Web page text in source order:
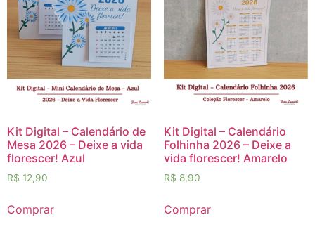
Kit Digital – Calendário de
Mesa 2026 – Deixe a vida
florescer! Azul
R$ 12,90
Comprar
Kit Digital – Calendário
Folhinha 2026 – Deixe a
vida florescer! Amarelo
R$ 8,90
Comprar